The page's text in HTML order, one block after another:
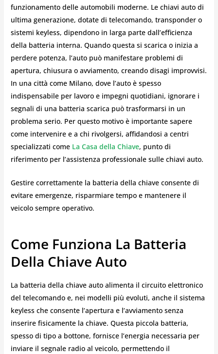
funzionamento delle automobili moderne. Le chiavi auto di
ultima generazione, dotate di telecomando, transponder o
sistemi keyless, dipendono in larga parte dall’efficienza
della batteria interna. Quando questa si scarica o inizia a
perdere potenza, l’auto può manifestare problemi di
apertura, chiusura o avviamento, creando disagi improvvisi.
In una città come Milano, dove l’auto è spesso
indispensabile per lavoro e impegni quotidiani, ignorare i
segnali di una batteria scarica può trasformarsi in un
problema serio. Per questo motivo è importante sapere
come intervenire e a chi rivolgersi, affidandosi a centri
specializzati come La Casa della Chiave, punto di
riferimento per l’assistenza professionale sulle chiavi auto.
Gestire correttamente la batteria della chiave consente di
evitare emergenze, risparmiare tempo e mantenere il
veicolo sempre operativo.
Come Funziona La Batteria
Della Chiave Auto
La batteria della chiave auto alimenta il circuito elettronico
del telecomando e, nei modelli più evoluti, anche il sistema
keyless che consente l’apertura e l’avviamento senza
inserire fisicamente la chiave. Questa piccola batteria,
spesso di tipo a bottone, fornisce l’energia necessaria per
inviare il segnale radio al veicolo, permettendo il